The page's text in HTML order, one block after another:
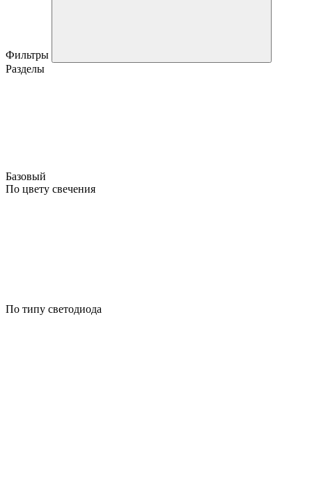
Фильтры
Разделы
Базовый
По цвету свечения
По типу светодиода